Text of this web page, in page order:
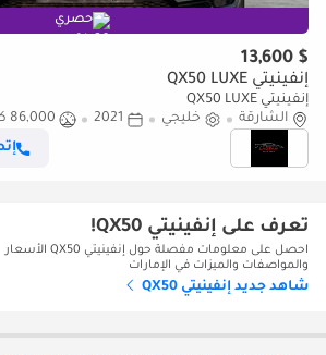
حصري
$ 13,600
إنفينيتي QX50 LUXE
إنفينيتي QX50 LUXE
الشارقة
خليجي 2021
86,000 كيلومتر
تعرف على إنفينيتي QX50!
احصل على معلومات مفصلة حول إنفينيتي QX50 الأسعار
والمواصفات والميزات في الإمارات
شاهد جديد إنفينيتي QX50